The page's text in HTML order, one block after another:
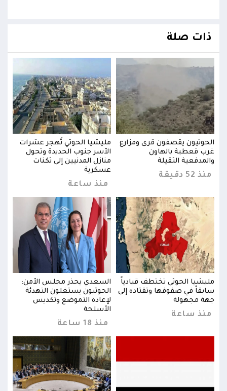
ذات صلة
الحوثيون يقصفون قرى ومزارع
غرب قعطبة بالهاون
والمدفعية الثقيلة
منذ 52 دقيقة
مليشيا الحوثي تُهجر عشرات
الأسر جنوب الحديدة وتحول
منازل المدنيين إلى ثكنات
عسكرية
منذ ساعة
مليشيا الحوثي تختطف قيادياً
سابقاً في صفوفها وتقتاده إلى
جهة مجهولة
منذ ساعة
السعدي يحذر مجلس الأمن:
الحوثيون يستغلون التهدئة
لإعادة التموضع وتكديس
الأسلحة
منذ 18 ساعة